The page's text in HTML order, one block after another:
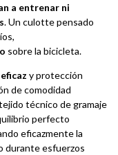
a entrenar ni
. Un culotte pensado
sobre la bicicleta.
y protección
de comodidad
técnico de gramaje
perfecto
eficazmente la
durante esfuerzos